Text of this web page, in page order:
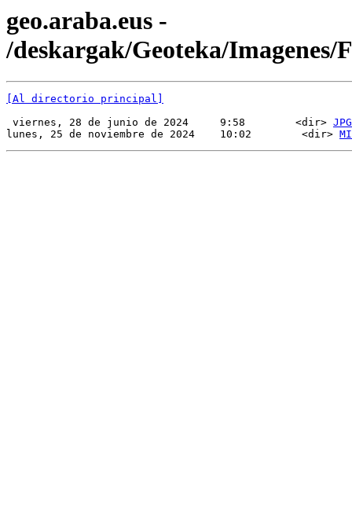
geo.araba.eus -
/deskargak/Geoteka/Imagenes/
[Al directorio principal]
viernes, 28 de junio de 2024     9:58        <dir> JPG
lunes, 25 de noviembre de 2024    10:02        <dir>